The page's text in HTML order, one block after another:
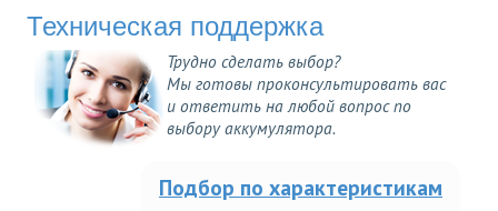
Техническая поддержка
Трудно сделать выбор?
Мы готовы проконсультировать вас
и ответить на любой вопрос по
выбору аккумулятора.
Подбор по характеристикам